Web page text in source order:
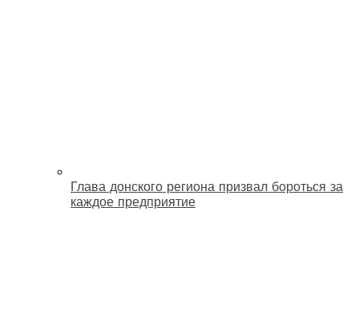
Глава донского региона призвал бороться за
каждое предприятие